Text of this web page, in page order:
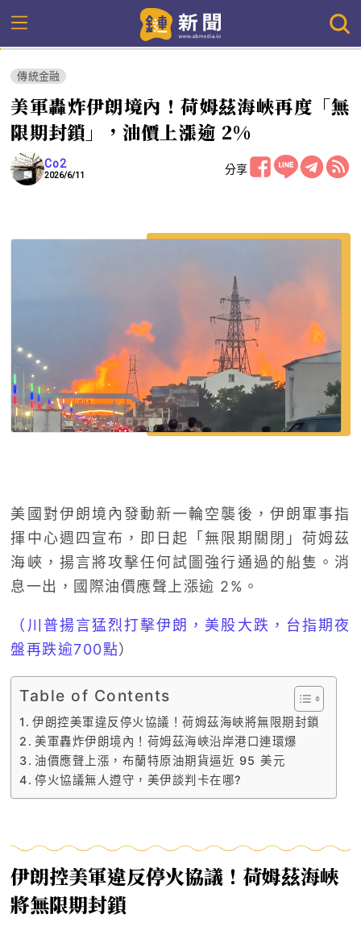
傳統金融
美軍轟炸伊朗境內！荷姆茲海峽再度「無
限期封鎖」，油價上漲逾 2%
Co2
2026/6/11 分享
美國對伊朗境內發動新一輪空襲後，伊朗軍事指
揮中心週四宣布，即日起「無限期關閉」荷姆茲
海峽，揚言將攻擊任何試圖強行通過的船隻。消
息一出，國際油價應聲上漲逾 2%。
（川普揚言猛烈打擊伊朗，美股大跌，台指期夜
盤再跌逾700點）
Table of Contents
伊朗控美軍違反停火協議！荷姆茲海峽將無限期封鎖
美軍轟炸伊朗境內！荷姆茲海峽沿岸港口連環爆
油價應聲上漲，布蘭特原油期貨逼近 95 美元
停火協議無人遵守，美伊談判卡在哪?
伊朗控美軍違反停火協議！荷姆茲海峽
將無限期封鎖